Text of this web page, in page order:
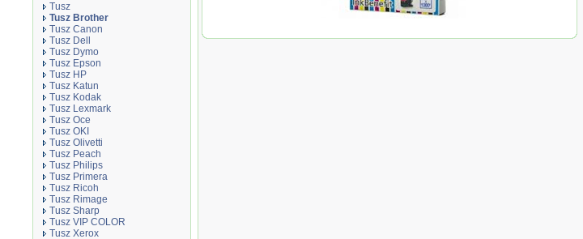
Tusz
Tusz Brother
Tusz Canon
Tusz Dell
Tusz Dymo
Tusz Epson
Tusz HP
Tusz Katun
Tusz Kodak
Tusz Lexmark
Tusz Oce
Tusz OKI
Tusz Olivetti
Tusz Peach
Tusz Philips
Tusz Primera
Tusz Ricoh
Tusz Rimage
Tusz Sharp
Tusz VIP COLOR
Tusz Xerox
DCPJ100YJ1/DCPJ105YJ1 |